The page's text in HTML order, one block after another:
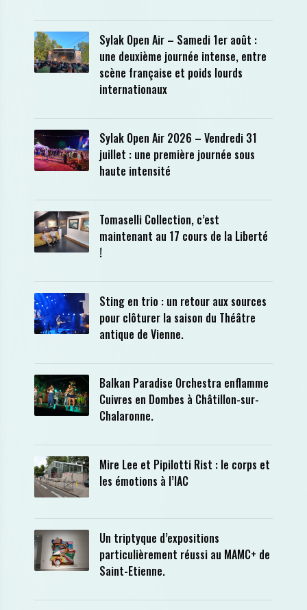
Sylak Open Air – Samedi 1er août :
une deuxième journée intense, entre
scène française et poids lourds
internationaux
Sylak Open Air 2026 – Vendredi 31
juillet : une première journée sous
haute intensité
Tomaselli Collection, c’est
maintenant au 17 cours de la Liberté
!
Sting en trio : un retour aux sources
pour clôturer la saison du Théâtre
antique de Vienne.
Balkan Paradise Orchestra enflamme
Cuivres en Dombes à Châtillon-sur-
Chalaronne.
Mire Lee et Pipilotti Rist : le corps et
les émotions à l’IAC
Un triptyque d’expositions
particulièrement réussi au MAMC+ de
Saint-Etienne.